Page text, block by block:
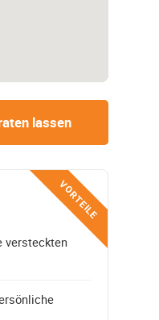
lassen
VORTEILE
versteckten